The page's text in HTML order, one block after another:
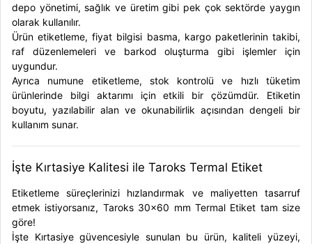
depo yönetimi, sağlık ve üretim gibi pek çok sektörde yaygın
olarak kullanılır.
Ürün etiketleme, fiyat bilgisi basma, kargo paketlerinin takibi,
raf düzenlemeleri ve barkod oluşturma gibi işlemler için
uygundur.
Ayrıca numune etiketleme, stok kontrolü ve hızlı tüketim
ürünlerinde bilgi aktarımı için etkili bir çözümdür. Etiketin
boyutu, yazılabilir alan ve okunabilirlik açısından dengeli bir
kullanım sunar.
İşte Kırtasiye Kalitesi ile Taroks Termal Etiket
Etiketleme süreçlerinizi hızlandırmak ve maliyetten tasarruf
etmek istiyorsanız, Taroks 30x60 mm Termal Etiket tam size
göre!
İşte Kırtasiye güvencesiyle sunulan bu ürün, kaliteli yüzeyi,